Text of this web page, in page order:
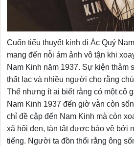
Cuốn tiểu thuyết kinh dị Ác Quỷ
mang đến nỗi ám ảnh vô tận khi
Nam Kinh năm 1937. Sự kiện thảm
thất lạc và nhiều người cho rằng
Thế nhưng ít ai biết rằng có một cô
Nam Kinh 1937 đến giờ vẫn còn
chỉ đề cập đến Nam Kinh mà còn
xã hội đen, tàn tật được bảo vệ bởi
tiếng. Người ta đồn thổi rằng ông